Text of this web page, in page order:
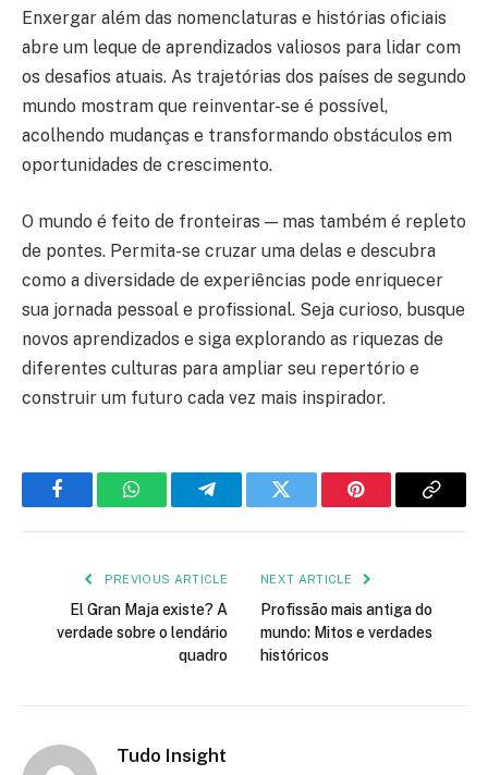
Enxergar além das nomenclaturas e histórias oficiais
abre um leque de aprendizados valiosos para lidar com
os desafios atuais. As trajetórias dos países de segundo
mundo mostram que reinventar-se é possível,
acolhendo mudanças e transformando obstáculos em
oportunidades de crescimento.
O mundo é feito de fronteiras — mas também é repleto
de pontes. Permita-se cruzar uma delas e descubra
como a diversidade de experiências pode enriquecer
sua jornada pessoal e profissional. Seja curioso, busque
novos aprendizados e siga explorando as riquezas de
diferentes culturas para ampliar seu repertório e
construir um futuro cada vez mais inspirador.
FacebookWhatsAppTelegramTwitter Pinterest Copy
PREVIOUS ARTICLE
El Gran Maja existe? A
verdade sobre o lendário
quadro
NEXT ARTICLE
Profissão mais antiga do
mundo: Mitos e verdades
históricos
Tudo Insight